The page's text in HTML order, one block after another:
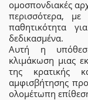
ομοσπονδιακές
περισσότερα,
παθητικότητα
δεδικασμένα.
Αυτή η
κλιμάκωση μιας
της κρατικής
αμφισβήτησης
ολομέτωπη